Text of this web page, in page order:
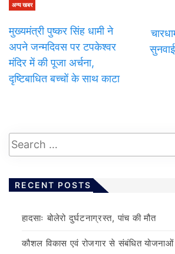
अन्य खबर
मुख्यमंत्री पुष्कर सिंह धामी ने
अपने जन्मदिवस पर टपकेश्वर
मंदिर में की पूजा अर्चना,
दृष्टिबाधित बच्चों के साथ काटा
RECENT POSTS
हादसाः बोलेरो दुर्घटनाग्रस्त, पांच की मौत
कौशल विकास एवं रोजगार से संबंधित योजनाओं